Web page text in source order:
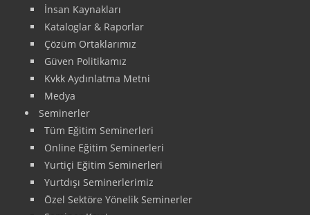
İnsan Kaynakları
Kataloglar & Raporlar
Çözüm Ortaklarımız
Güven Politikamız
Kvkk Aydınlatma Metni
Medya
Seminerler
Tüm Eğitim Seminerleri
Online Eğitim Seminerleri
Yurtiçi Eğitim Seminerleri
Yurtdışı Seminerlerimiz
Özel Sektöre Yönelik Seminerler